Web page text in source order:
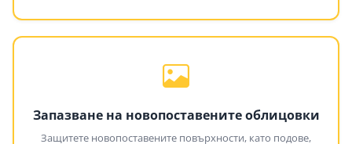
Запазване на новопоставените облицовки
Защитете новопоставените повърхности, като подове,